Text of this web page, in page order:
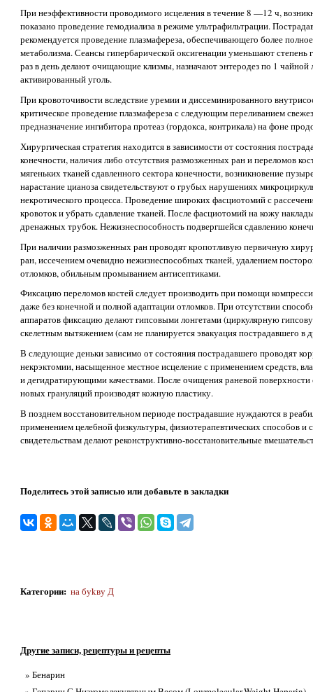
При неэффективности проводимого исцеления в течение 8 —12 ч,
показано проведение гемодиализа в режиме ультрафильтрации.
рекомендуется проведение плазмафереза, обеспечивающего более
метаболизма. Сеансы гипербарической оксигенации уменьшают степень
раз в день делают очищающие клизмы, назначают энтеродез по 1 чайной
активированный уголь.
При кровоточивости вследствие уремии и диссеминированного
критическое проведение плазмафереза с следующим переливанием
предназначение ингибитора протеаз (гордокса, контрикала) на фоне
Хирургическая стратегия находится в зависимости от состояния
конечности, наличия либо отсутствия размозженных ран и переломов
мягеньких тканей сдавленного сектора конечности, возникновение
нарастание цианоза свидетельствуют о грубых нарушениях
некротического процесса. Проведение широких фасциотомий с
кровоток и убрать сдавление тканей. После фасциотомий на кожу
дренажных трубок. Нежизнеспособность подвергшейся сдавлению
При наличии размозженных ран проводят кропотливую первичную
ран, иссечением очевидно нежизнеспособных тканей, удалением
отломков, обильным промыванием антисептиками.
Фиксацию переломов костей следует производить при помощи
даже без конечной и полной адаптации отломков. При отсутствии
аппаратов фиксацию делают гипсовыми лонгетами (циркулярную
скелетным вытяжением (сам не планируется эвакуация пострадавшего в
В следующие деньки зависимо от состояния пострадавшего проводят
некрэктомии, насыщенное местное исцеление с применением
и дегидратирующими качествами. После очищения раневой поверхности
новых грануляций производят кожную пластику.
В позднем восстановительном периоде пострадавшие нуждаются в
применением целебной физкультуры, физиотерапевтических способов и
свидетельствам делают реконструктивно-восстановительные
Поделитесь этой записью или добавьте в закладки
Категории: на буkву Д
Другие записи, рецептуры и рецепты
» Бенарин